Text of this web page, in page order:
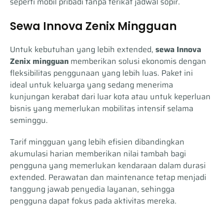
Sewa Innova Zenix Mingguan
Untuk kebutuhan yang lebih extended, sewa Innova
Zenix mingguan memberikan solusi ekonomis dengan
fleksibilitas penggunaan yang lebih luas. Paket ini
ideal untuk keluarga yang sedang menerima
kunjungan kerabat dari luar kota atau untuk keperluan
bisnis yang memerlukan mobilitas intensif selama
seminggu.
Tarif mingguan yang lebih efisien dibandingkan
akumulasi harian memberikan nilai tambah bagi
pengguna yang memerlukan kendaraan dalam durasi
extended. Perawatan dan maintenance tetap menjadi
tanggung jawab penyedia layanan, sehingga
pengguna dapat fokus pada aktivitas mereka.